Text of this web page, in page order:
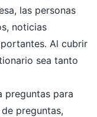
las personas
noticias
Al cubrir
sea tanto
preguntas para
preguntas,